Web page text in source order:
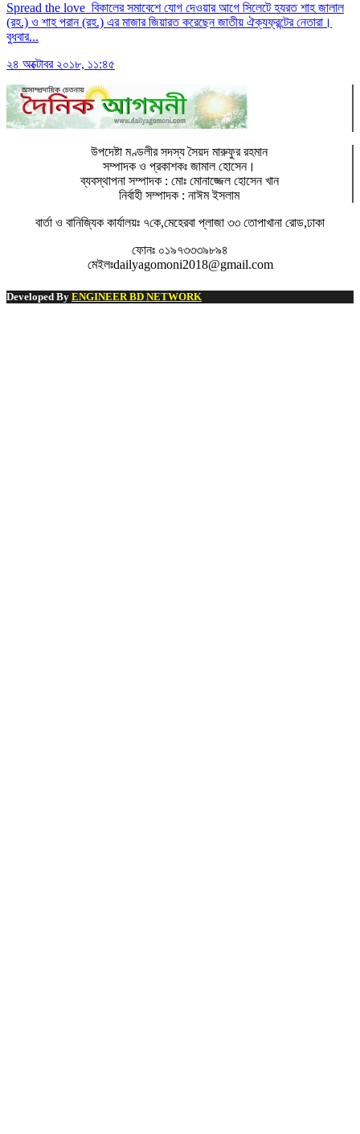
Spread the love বিকালের সমাবেশে যোগ দেওয়ার আগে সিলেটে হযরত শাহ জালাল
(রহ.) ও শাহ পরান (রহ.) এর মাজার জিয়ারত করেছেন জাতীয় ঐক্যফ্রন্টের নেতারা।
বুধবার...
২৪ অক্টোবর ২০১৮, ১১:৪৫
উপদেষ্টা মণ্ডলীর সদস্য সৈয়দ মারুফুর রহমান
সম্পাদক ও প্রকাশকঃ জামাল হোসেন।
ব্যবস্থাপনা সম্পাদক : মোঃ মোনাজ্জেল হোসেন খান
নির্বাহী সম্পাদক : নাঈম ইসলাম
বার্তা ও বানিজ্যিক কার্যালয়ঃ ৭কে,মেহেরবা প্লাজা ৩৩ তোপাখানা রোড,ঢাকা
ফোনঃ ০১৯৭৩৩৩৯৮৯৪
মেইলঃdailyagomoni2018@gmail.com
Developed By ENGINEER BD NETWORK